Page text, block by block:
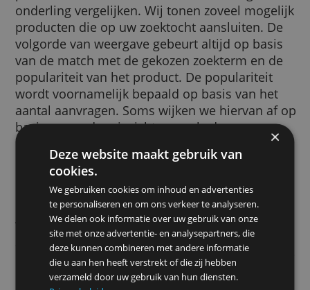
Hoe vergelijken wij?
Om de vergelijking voor onze producten te
kunnen maken, dient u zelf eerst te
belangrijk voor u is. U kan via zoektermen,
categorieën of invulscherm tot een aantal
producten komen en deze kunt u
onderling vergelijken. Wij tonen zoveel
producten die op uw zoektocht aansluiten.
volgorde van weergave gebeurt altijd op
van de match met de gekozen zoekterm en
populariteit van het product. De populariteit
wordt voornamelijk bepaald op basis van
aantal aanvragen. Soms wijken we hiervan